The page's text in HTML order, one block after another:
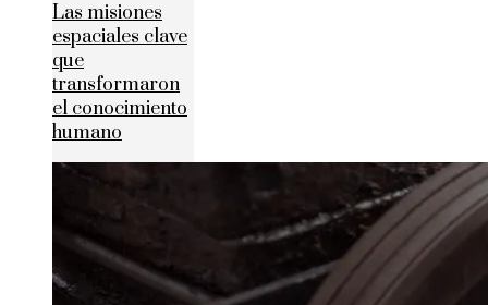
Las misiones
espaciales clave
que
transformaron
el conocimiento
humano